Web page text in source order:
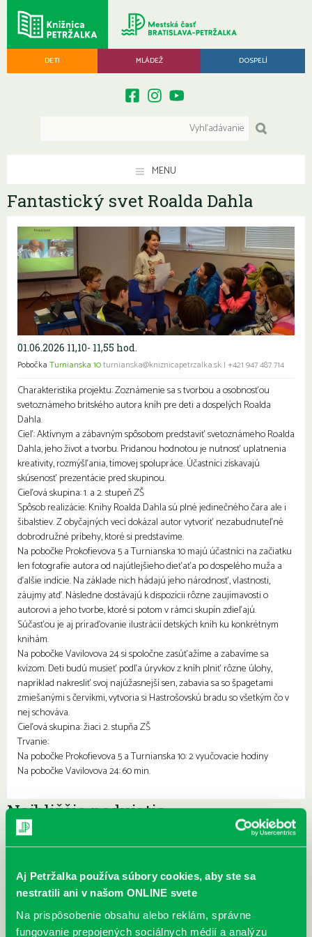
Aj Petržalka používa súbory cookies, aby ste sa
nestratili ani v našom ONLINE svete
Na prispôsobenie obsahu alebo reklám, správne
fungovanie prepojených sociálnych médií a analýzu
DETI MLÁDEŽ DOSPELÍ
MENU
Fantastický svet Roalda Dahla
01.06.2026 11,10- 11,55 hod.
Pobočka Turnianska 10turnianska@kniznicapetrzalka.sk | +421 947 487 714
Charakteristika projektu: Zoznámenie sa s tvorbou a osobnosťou
svetoznámeho britského autora kníh pre deti a dospelých Roalda
Dahla.
Cieľ: Aktívnym a zábavným spôsobom predstaviť svetoznámeho Roalda
Dahla, jeho život a tvorbu. Pridanou hodnotou je nutnosť uplatnenia
kreativity, rozmýšľania, tímovej spolupráce. Účastníci získavajú
skúsenosť prezentácie pred skupinou.
Cieľová skupina: 1. a 2. stupeň ZŠ
Spôsob realizácie: Knihy Roalda Dahla sú plné jedinečného čara ale i
šibalstiev. Z obyčajných vecí dokázal autor vytvoriť nezabudnuteľné
dobrodružné príbehy, ktoré si predstavíme.
Na pobočke Prokofievova 5 a Turnianska 10 majú účastníci na začiatku
len fotografie autora od najútlejšieho dieťaťa po dospelého muža a
ďalšie indície. Na základe nich hádajú jeho národnosť, vlastnosti,
záujmy atď. Následne dostávajú k dispozícii rôzne zaujímavosti o
autorovi a jeho tvorbe, ktoré si potom v rámci skupín zdieľajú.
Súčasťou je aj priraďovanie ilustrácií detských kníh ku konkrétnym
knihám.
Na pobočke Vavilovova 24 si spoločne zasúťažíme a zabavíme sa
kvízom. Deti budú musieť podľa úryvkov z kníh plniť rôzne úlohy,
napríklad nakresliť svoj najúžasnejší sen, zabavia sa so špagetami
zmiešanými s červíkmi, vytvoria si Hastrošovskú bradu so všetkým čo v
nej schováva.
Cieľová skupina: žiaci 2. stupňa ZŠ
Trvanie:
Na pobočke Prokofievova 5 a Turnianska 10: 2 vyučovacie hodiny
Na pobočke Vavilovova 24: 60 min.
Najbližšie podujatia
Čítame ušami. Audioknihy v
Každý deň
Máme skvelé správy pre všetkých milovníkov kníh a príbehov!
Odteraz si môžete v našej knižnici nielen požičať klasické
papierové knihy a e-knihy, a...
DNES